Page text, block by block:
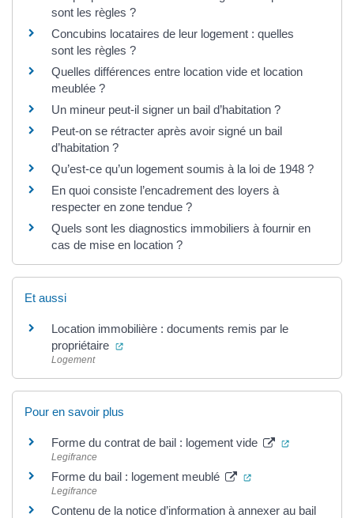
sont les règles ?
Concubins locataires de leur logement : quelles
sont les règles ?
Quelles différences entre location vide et location
meublée ?
Un mineur peut-il signer un bail d’habitation ?
Peut-on se rétracter après avoir signé un bail
d’habitation ?
Qu’est-ce qu’un logement soumis à la loi de 1948 ?
En quoi consiste l’encadrement des loyers à
respecter en zone tendue ?
Quels sont les diagnostics immobiliers à fournir en
cas de mise en location ?
Et aussi
Location immobilière : documents remis par le
propriétaire
(ouverture dans un nouvel onglet)
Logement
Pour en savoir plus
Forme du contrat de bail : logement vide (ouverture
Legifrance
Forme du bail : logement meublé (ouverture dans un
Legifrance
Contenu de la notice d’information à annexer au bail